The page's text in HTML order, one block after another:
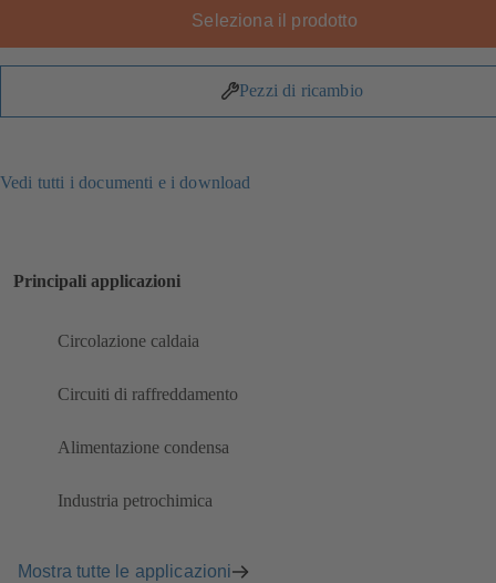
Seleziona il prodotto
Pezzi di ricambio
Vedi tutti i documenti e i download
Principali applicazioni
Circolazione caldaia
Circuiti di raffreddamento
Alimentazione condensa
Industria petrochimica
Mostra tutte le applicazioni